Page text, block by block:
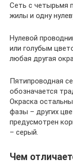
Сеть с четырьмя
жилы и одну
Нулевой
или голубым
любая другая
Пятипроводная
обозначается
Окраска
фазы – других
предусмотрен
– серый.
Чем